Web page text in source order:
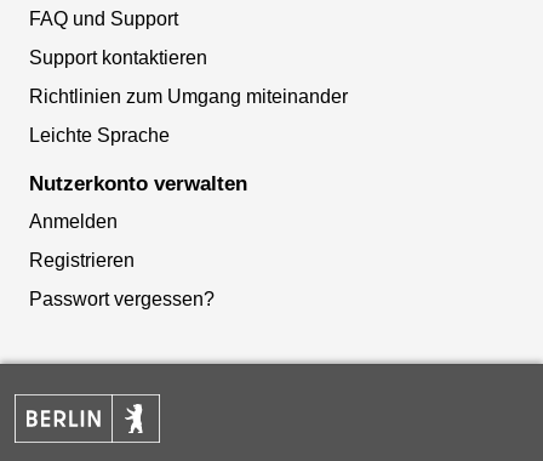
FAQ und Support
Support kontaktieren
Richtlinien zum Umgang miteinander
Leichte Sprache
Nutzerkonto verwalten
Anmelden
Registrieren
Passwort vergessen?